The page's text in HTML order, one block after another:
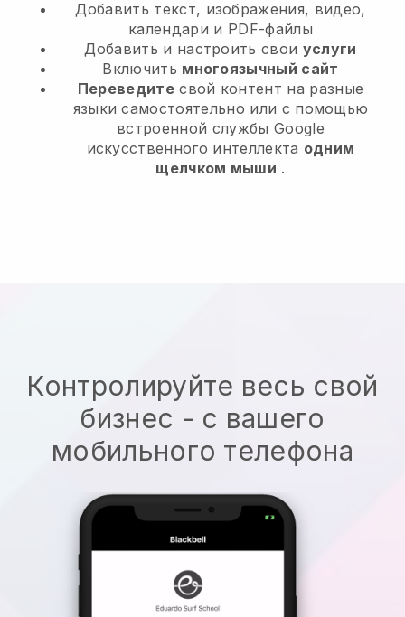
Добавить текст, изображения, видео,
календари и PDF-файлы
Добавить и настроить свои услуги
Включить многоязычный сайт
Переведитесвой контент на разные
языки самостоятельно или с помощью
встроенной службы Google
искусственного интеллекта одним
щелчком мыши .
Контролируйте весь свой
бизнес - с вашего
мобильного телефона